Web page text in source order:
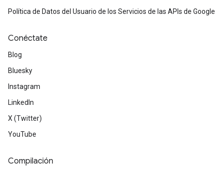
Política de Datos del Usuario de los Servicios de las APIs de Google
Conéctate
Blog
Bluesky
Instagram
LinkedIn
X (Twitter)
YouTube
Compilación